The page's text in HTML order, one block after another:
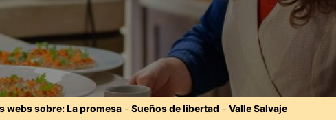
webs sobre:La promesa - Sueños de libertad - Valle Salvaje